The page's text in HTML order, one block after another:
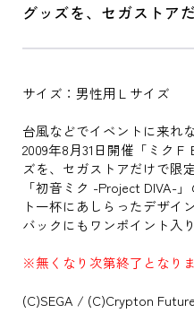
グッズを、セガストア
サイズ：男性用Ｌサイズ
台風などでイベントに来れ
2009年8月31日開催「ミク
ズを、セガストアだけで限
「初音ミク -Project DIVA-
ト一杯にあしらったデザイン
バックにもワンポイント入
※無くなり次第終了となりま
(C)SEGA / (C)Crypton